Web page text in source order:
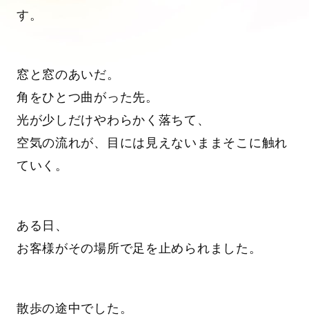
す。
窓と窓のあいだ。
角をひとつ曲がった先。
光が少しだけやわらかく落ちて、
空気の流れが、目には見えないままそこに触れ
ていく。
ある日、
お客様がその場所で足を止められました。
散歩の途中でした。